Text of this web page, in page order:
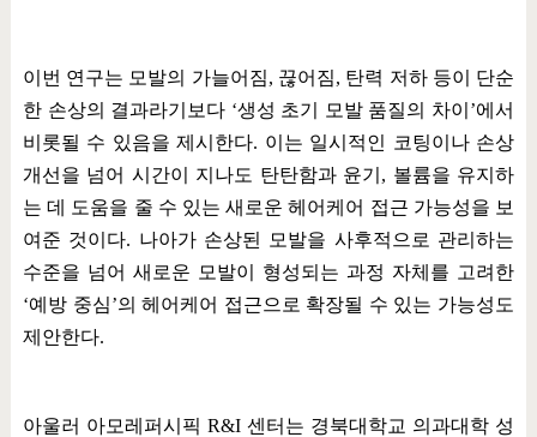
이번 연구는 모발의 가늘어짐, 끊어짐, 탄력 저하 등이 단순
한 손상의 결과라기보다 ‘생성 초기 모발 품질의 차이 ’에서
비롯될 수 있음을 제시한다. 이는 일시적인 코팅이나 손상
개선을 넘어 시간이 지나도 탄탄함과 윤기 , 볼륨을 유지하
는 데 도움을 줄 수 있는 새로운 헤어케어 접근 가능성을 보
여준 것이다. 나아가 손상된 모발을 사후적으로 관리하는
수준을 넘어 새로운 모발이 형성되는 과정 자체를 고려한
‘예방 중심’의 헤어케어 접근으로 확장될 수 있는 가능성도
제안한다.
아울러 아모레퍼시픽 R&I 센터는 경북대학교 의과대학 성